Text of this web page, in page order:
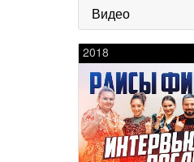
Видео
2018